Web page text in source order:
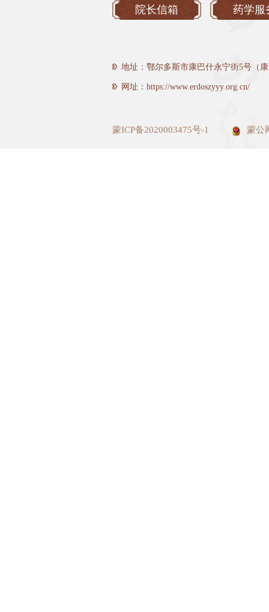
院长信箱 药学服
地址：鄂尔多斯市康巴什永宁街5号（
网址：https://www.erdoszyyy.org.cn/
蒙ICP备2020003475号-1 蒙公